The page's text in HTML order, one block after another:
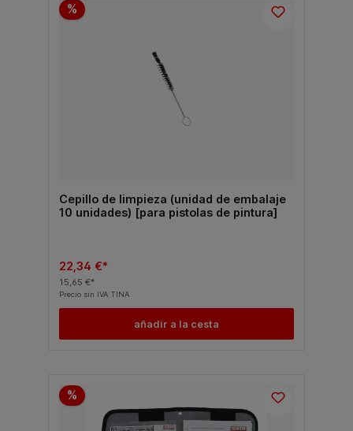
%
Cepillo de limpieza (unidad de embalaje
10 unidades) [para pistolas de pintura]
22,34 €*
15,65 €*
Precio sin IVA TINA
añadir a la cesta
%